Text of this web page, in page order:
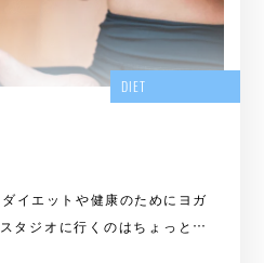
DIET
イエットや健康のためにヨガ
タジオに行くのはちょっと…